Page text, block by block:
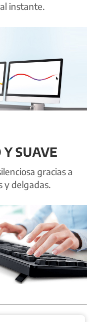
instante.
Y SUAVE
gracias a
y delgadas.